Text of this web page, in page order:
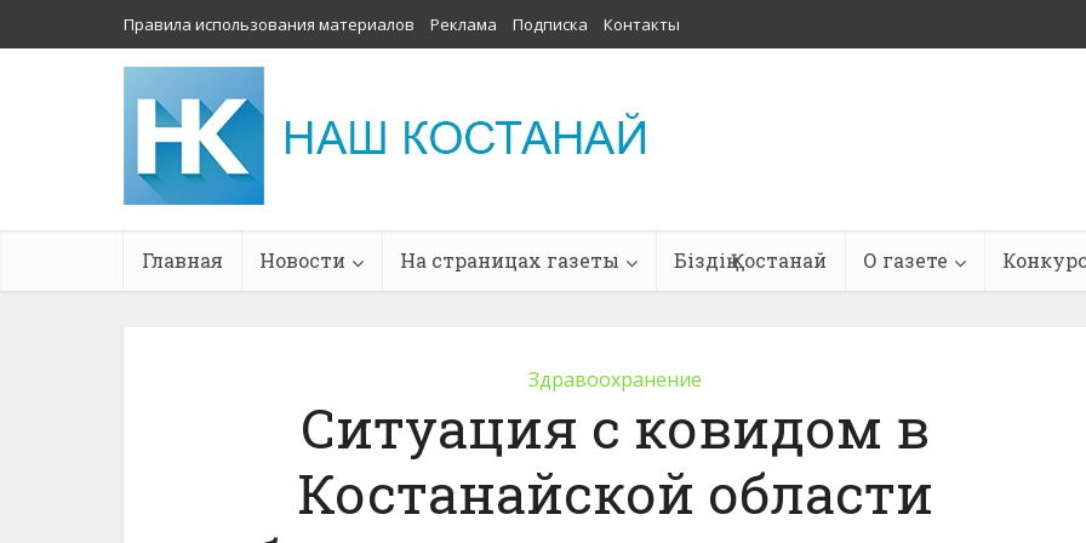
Правила использования материалов Реклама Подписка Контакты
Главная Новости На страницах газеты Біздің Қостанай О газете
Здравоохранение
Ситуация с ковидом в
Костанайской области